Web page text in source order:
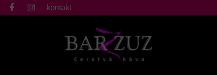
fb ig
kontakt